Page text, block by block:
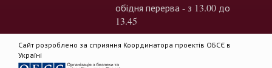
обідня перерва - з 13.00 до
13.45
Сайт розроблено за сприяння Координатора проектів ОБСЄ в
Україні